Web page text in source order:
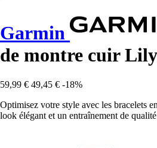
Garmin
de montre cuir
59,99 € 49,45 € -18%
Optimisez votre style avec les bracelets
look élégant et un entraînement de